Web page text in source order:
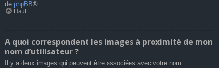
de phpBB®.
Haut
A quoi correspondent les images à proximité de mon
nom d’utilisateur ?
Il y a deux images qui peuvent être associées avec votre nom